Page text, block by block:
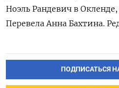
Ноэль Рандевич в
Перевела Анна Бахтина.
ПОДПИСАТЬСЯ